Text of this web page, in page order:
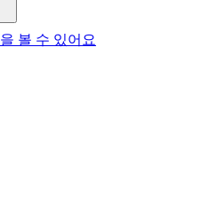
을 볼 수 있어요